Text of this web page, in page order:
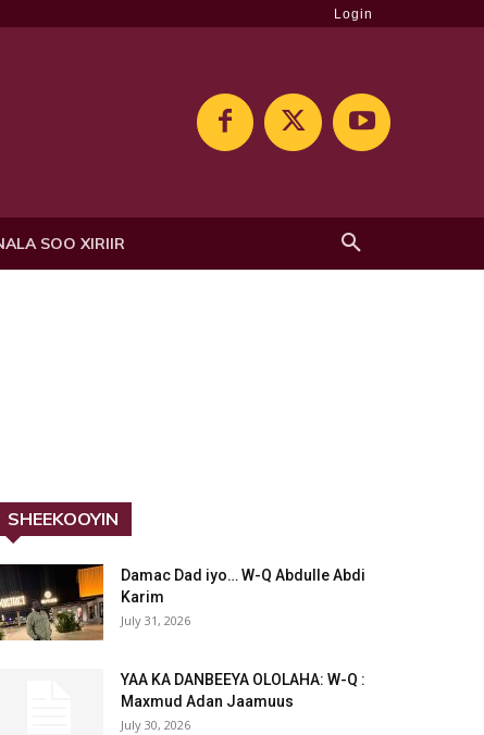
Login
SOO XIRIIR
SHEEKOOYIN
Damac Dad iyo… W-Q Abdulle Abdi
Karim
July 31, 2026
YAA KA DANBEEYA OLOLAHA: W-Q :
Maxmud Adan Jaamuus
July 30, 2026